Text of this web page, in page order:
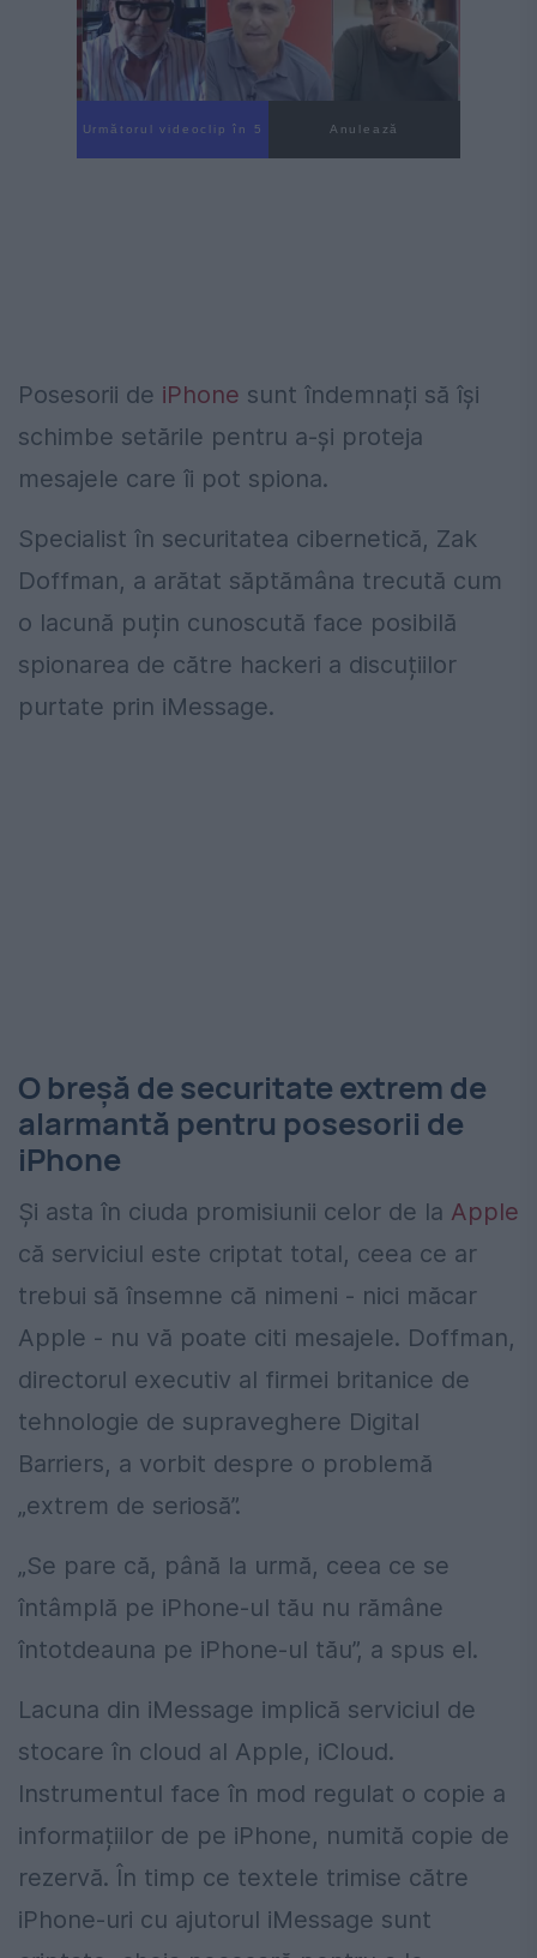
Următorul videoclip în 4 Anulează
Posesorii de iPhone sunt îndemnați să își
schimbe setările pentru a-și proteja
mesajele care îi pot spiona.
Specialist în securitatea cibernetică, Zak
Doffman, a arătat săptămâna trecută cum
o lacună puțin cunoscută face posibilă
spionarea de către hackeri a discuțiilor
purtate prin iMessage.
O breșă de securitate extrem de
alarmantă pentru posesorii de
iPhone
Și asta în ciuda promisiunii celor de la Apple
că serviciul este criptat total, ceea ce ar
trebui să însemne că nimeni - nici măcar
Apple - nu vă poate citi mesajele. Doffman,
directorul executiv al firmei britanice de
tehnologie de supraveghere Digital
Barriers, a vorbit despre o problemă
„extrem de seriosă”.
„Se pare că, până la urmă, ceea ce se
întâmplă pe iPhone-ul tău nu rămâne
întotdeauna pe iPhone-ul tău”, a spus el.
Lacuna din iMessage implică serviciul de
stocare în cloud al Apple, iCloud.
Instrumentul face în mod regulat o copie a
informațiilor de pe iPhone, numită copie de
rezervă. În timp ce textele trimise către
iPhone-uri cu ajutorul iMessage sunt